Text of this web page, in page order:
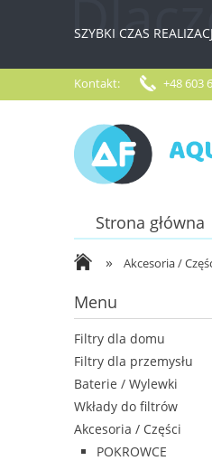
SZYBKI CZAS
Kontakt: +48 603
Strona główna
» Akcesoria /
Menu
Filtry dla domu
Filtry dla przemysłu
Baterie / Wylewki
Wkłady do filtrów
Akcesoria / Części
POKROWCE